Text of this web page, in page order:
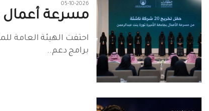
05-10-2026
مسرعة أعمال
برامج دعم..